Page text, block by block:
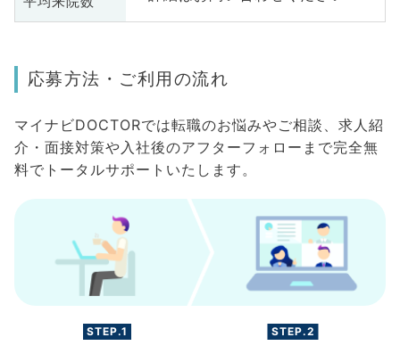
応募方法・ご利用の流れ
マイナビDOCTORでは転職のお悩みやご相談、求人紹
介・面接対策や入社後のアフターフォローまで完全無
料でトータルサポートいたします。
STEP.1 STEP.2